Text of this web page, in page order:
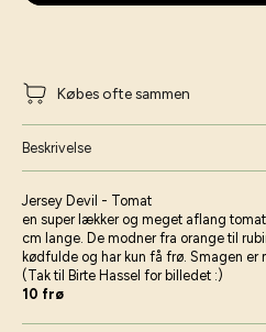
Købes ofte sammen
Beskrivelse
Jersey Devil - Tomat
en super lækker og meget aflang
cm lange. De modner fra orange til
kødfulde og har kun få frø. Smagen er
(Tak til Birte Hassel for billedet :)
10 frø